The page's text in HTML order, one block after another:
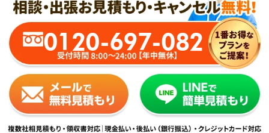
0120-697-082